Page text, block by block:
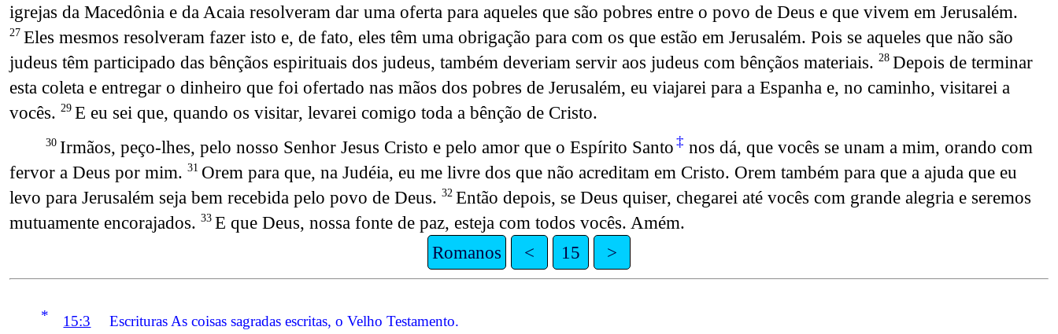
igrejas da Macedônia e da Acaia resolveram dar uma oferta para aqueles que são pobres entre o povo de Deus e que vivem em Jerusalém.
27 Eles mesmos resolveram fazer isto e, de fato, eles têm uma obrigação para com os que estão em Jerusalém. Pois se aqueles que não são
judeus têm participado das bênçãos espirituais dos judeus, também deveriam servir aos judeus com bênçãos materiais. 28 Depois de terminar
esta coleta e entregar o dinheiro que foi ofertado nas mãos dos pobres de Jerusalém, eu viajarei para a Espanha e, no caminho, visitarei a
vocês. 29 E eu sei que, quando os visitar, levarei comigo toda a bênção de Cristo.
30 Irmãos, peço-lhes, pelo nosso Senhor Jesus Cristo e pelo amor que o Espírito Santo‡ nos dá, que vocês se unam a mim, orando com
fervor a Deus por mim. 31 Orem para que, na Judéia, eu me livre dos que não acreditam em Cristo. Orem também para que a ajuda que eu
levo para Jerusalém seja bem recebida pelo povo de Deus. 32 Então depois, se Deus quiser, chegarei até vocês com grande alegria e seremos
mutuamente encorajados. 33 E que Deus, nossa fonte de paz, esteja com todos vocês. Amém.
Romanos
< 15 >
* 15:3 Escrituras As coisas sagradas escritas, o Velho Testamento.